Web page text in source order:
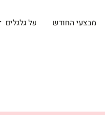
מבצעי החודש על גלגלים